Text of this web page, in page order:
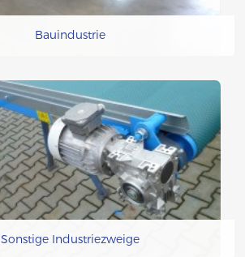
Bauindustrie
Sonstige Industriezweige